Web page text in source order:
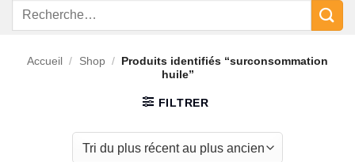
Recherche
Accueil / Shop / Produits identifiés “surconsommation
huile”
FILTRER